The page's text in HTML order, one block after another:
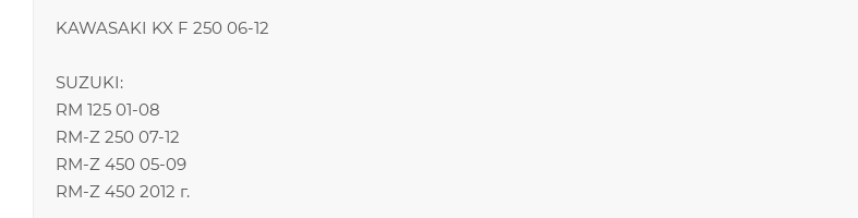
KAWASAKI KX F 250 06-12
SUZUKI:
RM 125 01-08
RM-Z 250 07-12
RM-Z 450 05-09
RM-Z 450 2012 г.